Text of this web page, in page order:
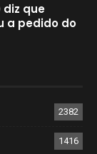
diz que
a pedido do
2382
1416